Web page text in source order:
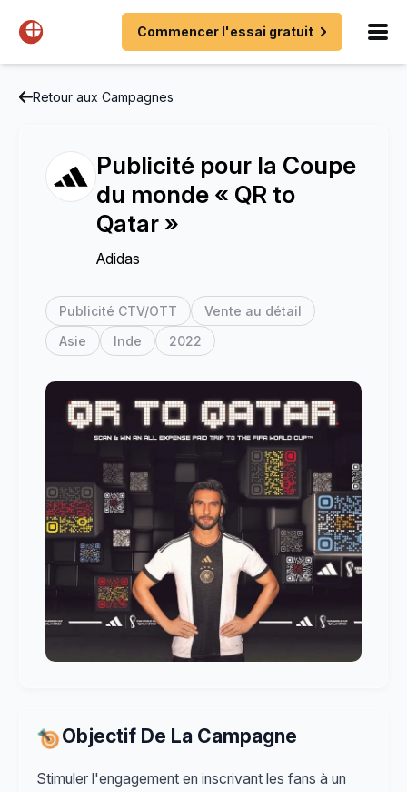
Commencer l'essai gratuit
Retour aux Campagnes
Publicité pour la Coupe
du monde « QR to
Qatar »
Adidas
Publicité CTV/OTT
Vente au détail
Asie
Inde 2022
Objectif De La Campagne
Stimuler l'engagement en inscrivant les fans à un